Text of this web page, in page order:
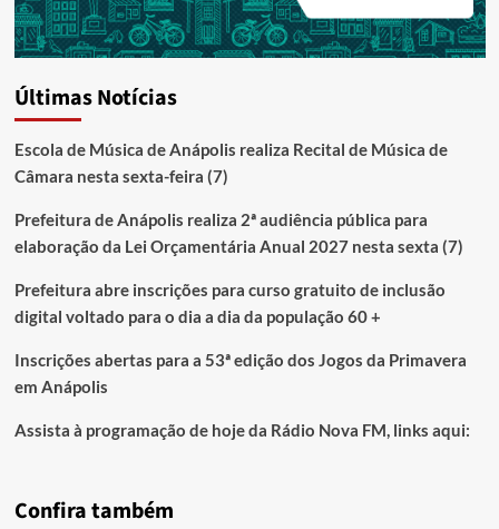
Últimas Notícias
Escola de Música de Anápolis realiza Recital de Música de
Câmara nesta sexta-feira (7)
Prefeitura de Anápolis realiza 2ª audiência pública para
elaboração da Lei Orçamentária Anual 2027 nesta sexta (7)
Prefeitura abre inscrições para curso gratuito de inclusão
digital voltado para o dia a dia da população 60 +
Inscrições abertas para a 53ª edição dos Jogos da Primavera
em Anápolis
Assista à programação de hoje da Rádio Nova FM, links aqui:
Confira também